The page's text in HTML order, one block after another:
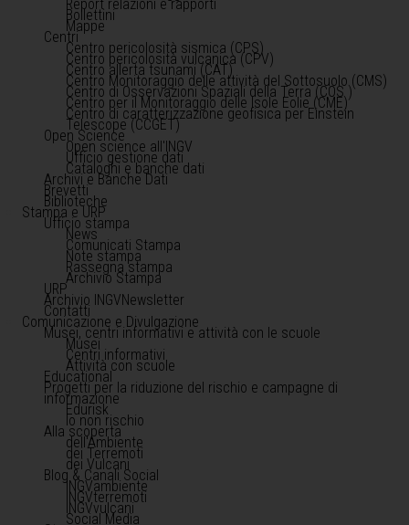
Report relazioni e rapporti
Bollettini
Mappe
Centri
Centro pericolosità sismica (CPS)
Centro pericolosità vulcanica (CPV)
Centro allerta tsunami (CAT)
Centro Monitoraggio delle attività del Sottosuolo (CMS)
Centro di Osservazioni Spaziali della Terra (COS )
Centro per il Monitoraggio delle Isole Eolie (CME)
Centro di caratterizzazione geofisica per Einstein
Telescope (CCGET)
Open Science
Open science all'INGV
Ufficio gestione dati
Cataloghi e banche dati
Archivi e Banche Dati
Brevetti
Biblioteche
Stampa e URP
Ufficio stampa
News
Comunicati Stampa
Note stampa
Rassegna stampa
Archivio Stampa
URP
Archivio INGVNewsletter
Contatti
Comunicazione e Divulgazione
Musei, centri informativi e attività con le scuole
Musei
Centri informativi
Attività con scuole
Educational
Progetti per la riduzione del rischio e campagne di
informazione
Edurisk
Io non rischio
Alla scoperta
dell'Ambiente
dei Terremoti
dei Vulcani
Blog & Canali Social
INGVambiente
INGVterremoti
INGVvulcani
Social Media